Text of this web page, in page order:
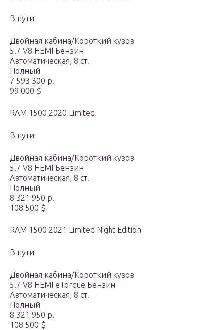
В пути
Двойная кабина/Короткий кузов
5.7 V8 HEMI Бензин
Автоматическая, 8 ст.
Полный
7 593 300 р.
99 000 $
RAM 1500 2020 Limited
В пути
Двойная кабина/Короткий кузов
5.7 V8 HEMI Бензин
Автоматическая, 8 ст.
Полный
8 321 950 р.
108 500 $
RAM 1500 2021 Limited Night Edition
В пути
Двойная кабина/Короткий кузов
5.7 V8 HEMI eTorque Бензин
Автоматическая, 8 ст.
Полный
8 321 950 р.
108 500 $